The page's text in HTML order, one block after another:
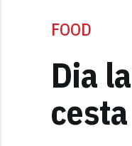
FOOD
Dia